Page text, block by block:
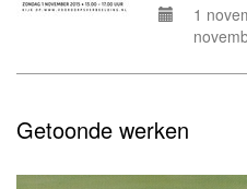
1
Getoonde werken